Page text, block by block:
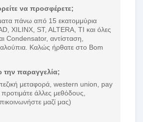
να προσφέρετε;
πάνω από 15 εκατομμύρια
XILINX, ST, ALTERA, TI και όλες
Condensator, αντίσταση,
Καλώς ήρθατε στο Bom
παραγγελία;
μεταφορά, western union, pay
άλλες μεθόδους,
μαζί μας)